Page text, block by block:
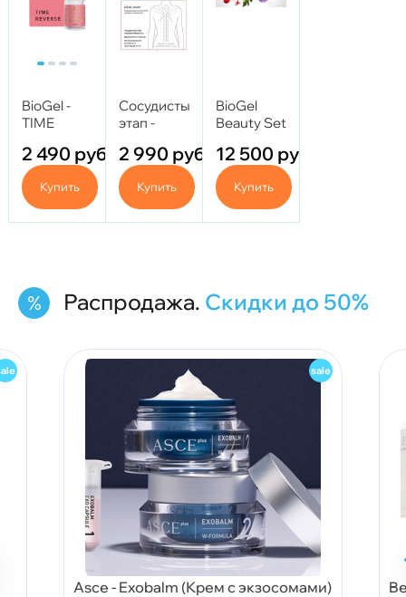
BioGel -
TIME
5,5 мл
2 490 руб.
Купить
Сосудистый
этап -
White 5 мл
2 990 руб.
Купить
BioGel
Beauty Set
12 500 руб.
Купить
Распродажа. Скидки до 50%
Asce - Exobalm (Крем с экзосомами)